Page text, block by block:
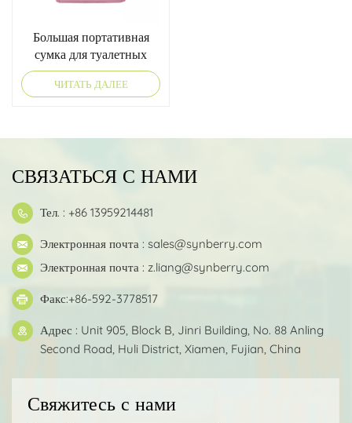
Большая портативная
сумка для туалетных
принадлежностей
ЧИТАТЬ ДАЛЕЕ
СВЯЗАТЬСЯ С НАМИ
Тел. : +86 13959214481
Электронная почта : sales@synberry.com
Электронная почта : z.liang@synberry.com
Факс:+86-592-3778517
Адрес : Unit 905, Block B, Jinri Building, No. 88 Anling
Second Road, Huli District, Xiamen, Fujian, China
Свяжитесь с нами